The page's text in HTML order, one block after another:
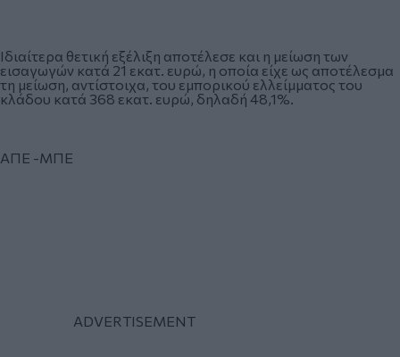
Ιδιαίτερα θετική εξέλιξη αποτέλεσε και η μείωση των
εισαγωγών κατά 21 εκατ. ευρώ, η οποία είχε ως αποτέλεσμα
τη μείωση, αντίστοιχα, του εμπορικού ελλείμματος του
κλάδου κατά 368 εκατ. ευρώ, δηλαδή 48,1%.
ΑΠΕ -ΜΠΕ